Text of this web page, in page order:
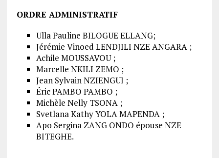
ORDRE ADMINISTRATIF
Ulla Pauline BILOGUE ELLANG;
Jérémie Vinoed LENDJILI NZE ANGARA ;
Achile MOUSSAVOU ;
Marcelle NKILI ZEMO ;
Jean Sylvain NZIENGUI ;
Éric PAMBO PAMBO ;
Michèle Nelly TSONA ;
Svetlana Kathy YOLA MAPENDA ;
Apo Sergina ZANG ONDO épouse NZE
BITEGHE.